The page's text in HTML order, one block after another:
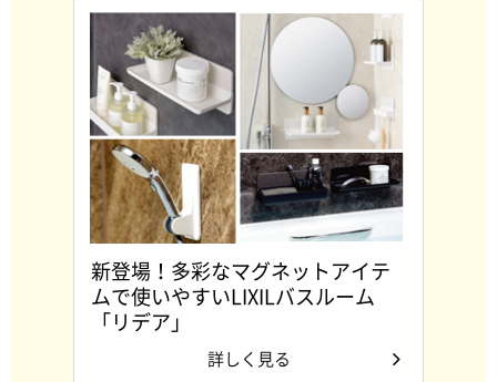
新登場！多彩なマグネットアイテ
ムで使いやすいLIXILバスルーム
「リデア」
詳しく見る